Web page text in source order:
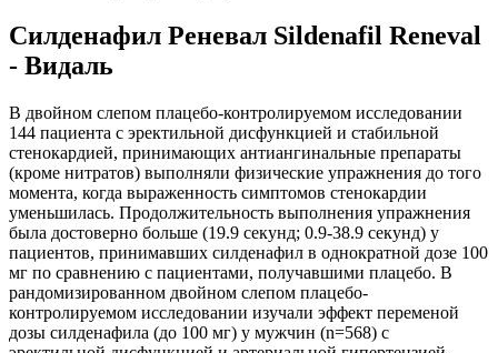
Силденафил Реневал Sildenafil Reneval
- Видаль
В двойном слепом плацебо-контролируемом исследовании
144 пациента с эректильной дисфункцией и стабильной
стенокардией, принимающих антиангинальные препараты
(кроме нитратов) выполняли физические упражнения до того
момента, когда выраженность симптомов стенокардии
уменьшилась. Продолжительность выполнения упражнения
была достоверно больше (19.9 секунд; 0.9-38.9 секунд) у
пациентов, принимавших силденафил в однократной дозе 100
мг по сравнению с пациентами, получавшими плацебо. В
рандомизированном двойном слепом плацебо-
контролируемом исследовании изучали эффект переменой
дозы силденафила (до 100 мг) у мужчин (n=568) с